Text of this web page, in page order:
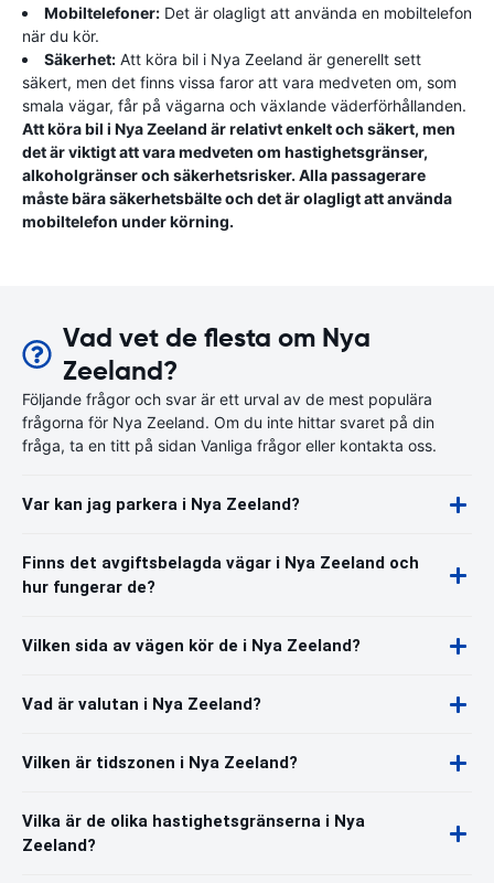
Mobiltelefoner: Det är olagligt att använda en mobiltelefon
när du kör.
Säkerhet: Att köra bil i Nya Zeeland är generellt sett
säkert, men det finns vissa faror att vara medveten om, som
smala vägar, får på vägarna och växlande väderförhållanden.
Att köra bil i Nya Zeeland är relativt enkelt och säkert, men
det är viktigt att vara medveten om hastighetsgränser,
alkoholgränser och säkerhetsrisker. Alla passagerare
måste bära säkerhetsbälte och det är olagligt att använda
mobiltelefon under körning.
Vad vet de flesta om Nya
Zeeland?
Följande frågor och svar är ett urval av de mest populära
frågorna för Nya Zeeland. Om du inte hittar svaret på din
fråga, ta en titt på sidan Vanliga frågor eller kontakta oss.
Var kan jag parkera i Nya Zeeland?
Finns det avgiftsbelagda vägar i Nya Zeeland och
hur fungerar de?
Vilken sida av vägen kör de i Nya Zeeland?
Vad är valutan i Nya Zeeland?
Vilken är tidszonen i Nya Zeeland?
Vilka är de olika hastighetsgränserna i Nya
Zeeland?